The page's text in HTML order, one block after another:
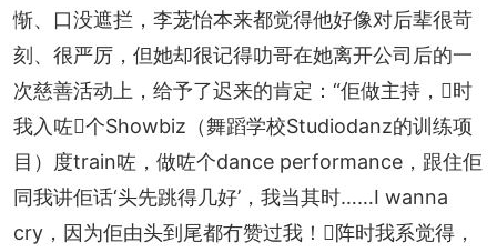
惭、口没遮拦，李茏怡本来都觉得他好像对后辈很苛
刻、很严厉，但她却很记得叻哥在她离开公司后的一
次慈善活动上，给予了迟来的肯定：“佢做主持，𠮶时
我入咗𠮶个Showbiz（舞蹈学校Studiodanz的训练项
目）度train咗，做咗个dance performance，跟住佢
同我讲佢话‘头先跳得几好’，我当其时……I wanna
cry，因为佢由头到尾都冇赞过我！𠮶阵时我系觉得，